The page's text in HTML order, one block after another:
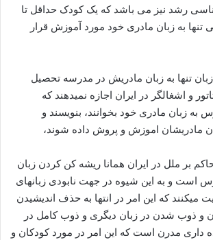
رشد نیز می باشد که یک کودک حداقل تا
تنها به زبان مادری خود مورد آموزش قرار
تنها به‌ زبان مادریش در مدرسه‌ تحصیل
و اشغالگر در ایران اجازه‌ نمیدهند كه‌
به‌ زبان مادری خود بخوانند، بنویسند و
مادریشان اموزش و پروش داده‌ شوند،
بر ملل در ایران همانا ریشه‌ كن كردن زبان
است و به‌ این شیوه‌ در جهت نابودی زبانهای
میكنند که این امر در انتها به حذف اندیشیدن
و ذوب شدن در زبان دیگری و ذوب کامل در
داری مدرن است که این امر در مورد کودکان و